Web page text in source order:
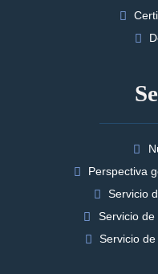
Perspectiva
Servicio
Servicio
Servicio